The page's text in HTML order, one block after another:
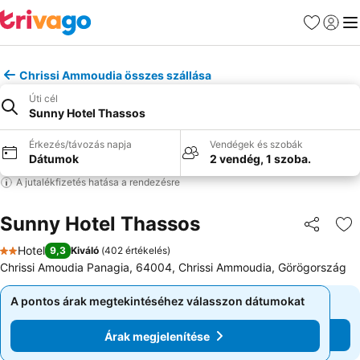
Kedvencek
Chrissi Ammoudia összes szállása
Úti cél
Sunny Hotel Thassos
Érkezés/távozás napja
Dátumok
Vendégek és szobák
2 vendég, 1 szoba.
A jutalékfizetés hatása a rendezésre
Sunny Hotel Thassos
2 Kategória
Hotel 9,3 Kiváló (402 értékelés)
Chrissi Amoudia Panagia, 64004, Chrissi Ammoudia, Görögország
A pontos árak megtekintéséhez válasszon dátumokat
Árak megjelenítése
A pontos árak megtekintéséhez válasszon dátumokat
Árak megjelenítése